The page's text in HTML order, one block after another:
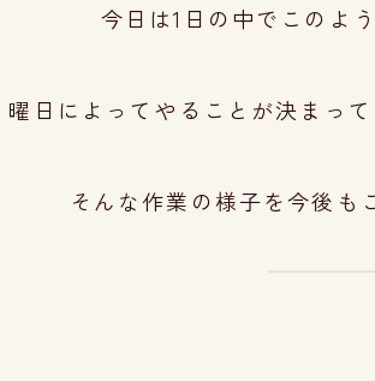
今日は1日の中でこのよ
曜日によってやることが決まっ
そんな作業の様子を今後も